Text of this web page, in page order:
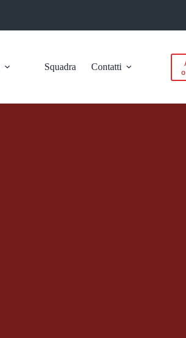
Squadra Contatti